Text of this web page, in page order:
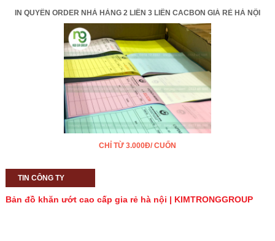
IN QUYỂN ORDER NHÀ HÀNG 2 LIÊN 3 LIÊN CACBON GIÁ RẺ HÀ NỘI
CHỈ TỪ 3.000Đ/ CUỐN
TIN CÔNG TY
Bản đồ khăn ướt cao cấp gia rẻ hà nội | KIMTRONGGROUP